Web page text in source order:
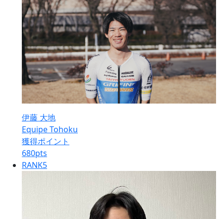
伊藤 大地
Equipe Tohoku
獲得ポイント
680pts
RANK5